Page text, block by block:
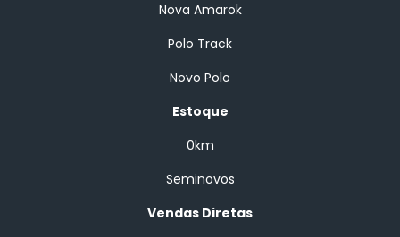
Nova Amarok
Polo Track
Novo Polo
Estoque
0km
Seminovos
Vendas Diretas